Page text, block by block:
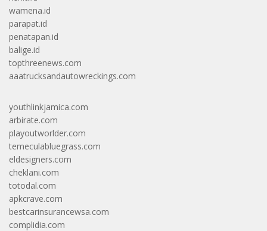
wamena.id
parapat.id
penatapan.id
balige.id
topthreenews.com
aaatrucksandautowreckings.com
youthlinkjamica.com
arbirate.com
playoutworlder.com
temeculabluegrass.com
eldesigners.com
cheklani.com
totodal.com
apkcrave.com
bestcarinsurancewsa.com
complidia.com